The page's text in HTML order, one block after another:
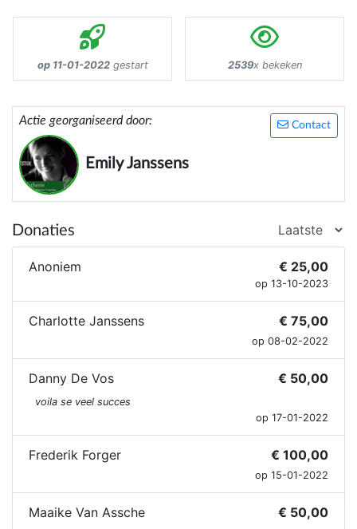
op 11-01-2022gestart 2539x bekeken
Contact
Actie georganiseerd door:
Emily Janssens
Donaties
Anoniem € 25,00
op 13-10-2023
Charlotte Janssens € 75,00
op 08-02-2022
Danny De Vos € 50,00
voila se veel succes
op 17-01-2022
Frederik Forger € 100,00
op 15-01-2022
Maaike Van Assche € 50,00